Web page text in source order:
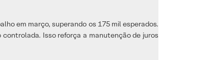
em março, superando os 175 mil esperados.
Isso reforça a manutenção de juros